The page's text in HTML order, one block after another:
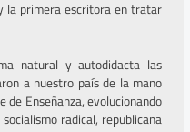
la primera escritora en tratar
natural y autodidacta las
a nuestro país de la mano
Enseñanza, evolucionando
radical, republicana